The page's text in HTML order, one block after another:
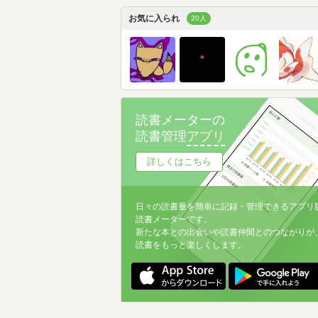
お気に入られ 20人
読書メーターの
読書管理アプリ
詳しくはこちら
日々の読書量を簡単に記録・管理できるアプリ
読書メーターです。
新たな本との出会いや読書仲間とのつながりが
読書をもっと楽しくします。